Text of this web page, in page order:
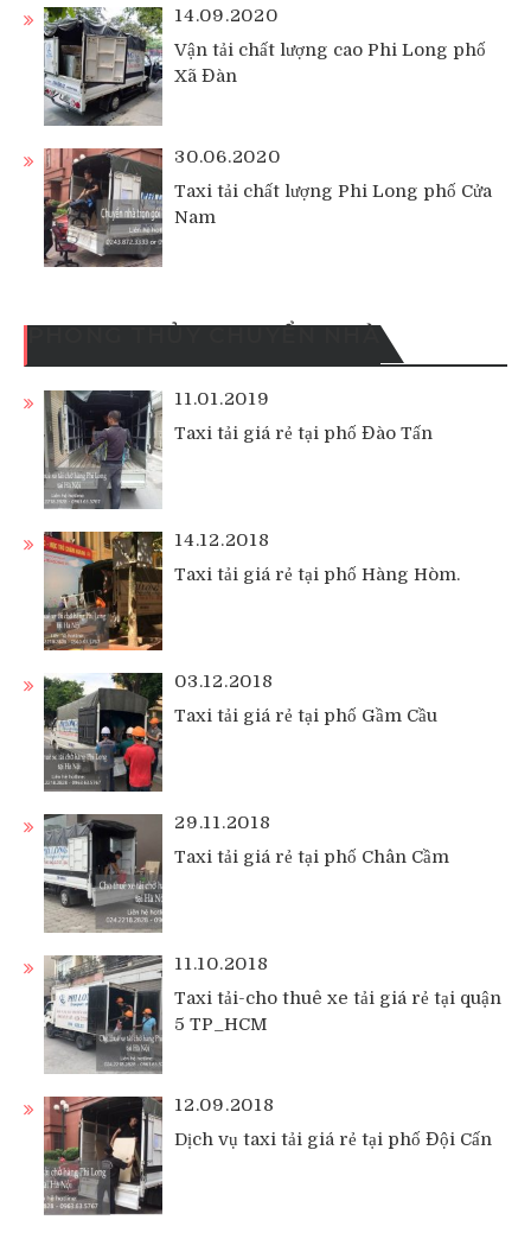
14.09.2020
Vận tải chất lượng cao Phi Long phố
Xã Đàn
30.06.2020
Taxi tải chất lượng Phi Long phố Cửa
Nam
11.01.2019
Taxi tải giá rẻ tại phố Đào Tấn
14.12.2018
Taxi tải giá rẻ tại phố Hàng Hòm.
03.12.2018
Taxi tải giá rẻ tại phố Gầm Cầu
29.11.2018
Taxi tải giá rẻ tại phố Chân Cầm
11.10.2018
Taxi tải-cho thuê xe tải giá rẻ tại quận
5 TP_HCM
12.09.2018
Dịch vụ taxi tải giá rẻ tại phố Đội Cấn